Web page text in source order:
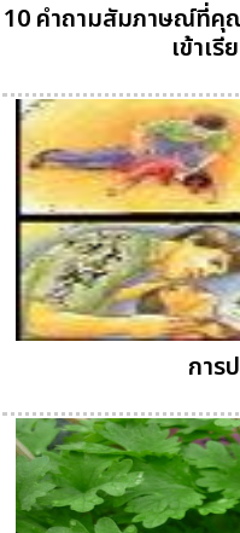
10 คำถามสัมภาษณ์ที่คุ
เข้าเ
การ